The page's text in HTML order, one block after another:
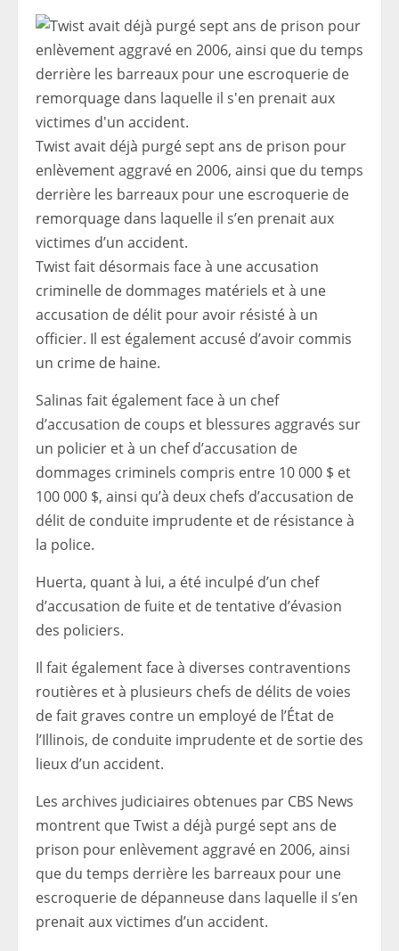
Twist avait déjà purgé sept ans de prison pour
enlèvement aggravé en 2006, ainsi que du temps
derrière les barreaux pour une escroquerie de
remorquage dans laquelle il s’en prenait aux
victimes d’un accident.
Twist fait désormais face à une accusation
criminelle de dommages matériels et à une
accusation de délit pour avoir résisté à un
officier. Il est également accusé d’avoir commis
un crime de haine.
Salinas fait également face à un chef
d’accusation de coups et blessures aggravés sur
un policier et à un chef d’accusation de
dommages criminels compris entre 10 000 $ et
100 000 $, ainsi qu’à deux chefs d’accusation de
délit de conduite imprudente et de résistance à
la police.
Huerta, quant à lui, a été inculpé d’un chef
d’accusation de fuite et de tentative d’évasion
des policiers.
Il fait également face à diverses contraventions
routières et à plusieurs chefs de délits de voies
de fait graves contre un employé de l’État de
l’Illinois, de conduite imprudente et de sortie des
lieux d’un accident.
Les archives judiciaires obtenues par CBS News
montrent que Twist a déjà purgé sept ans de
prison pour enlèvement aggravé en 2006, ainsi
que du temps derrière les barreaux pour une
escroquerie de dépanneuse dans laquelle il s’en
prenait aux victimes d’un accident.